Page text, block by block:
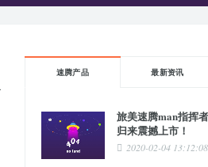
速腾产品 最新资讯
旅美速腾man指挥
归来震撼上市！
2020-02-04 13:12:08